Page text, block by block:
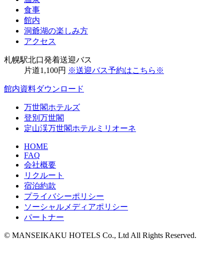
食事
館内
洞爺湖の楽しみ方
アクセス
札幌駅北口発着送迎バス
片道1,100円 ※送迎バス予約はこちら※
館内資料ダウンロード
万世閣ホテルズ
登別万世閣
定山渓万世閣ホテルミリオーネ
HOME
FAQ
会社概要
リクルート
宿泊約款
プライバシーポリシー
ソーシャルメディアポリシー
パートナー
© MANSEIKAKU HOTELS Co., Ltd All Rights Reserved.